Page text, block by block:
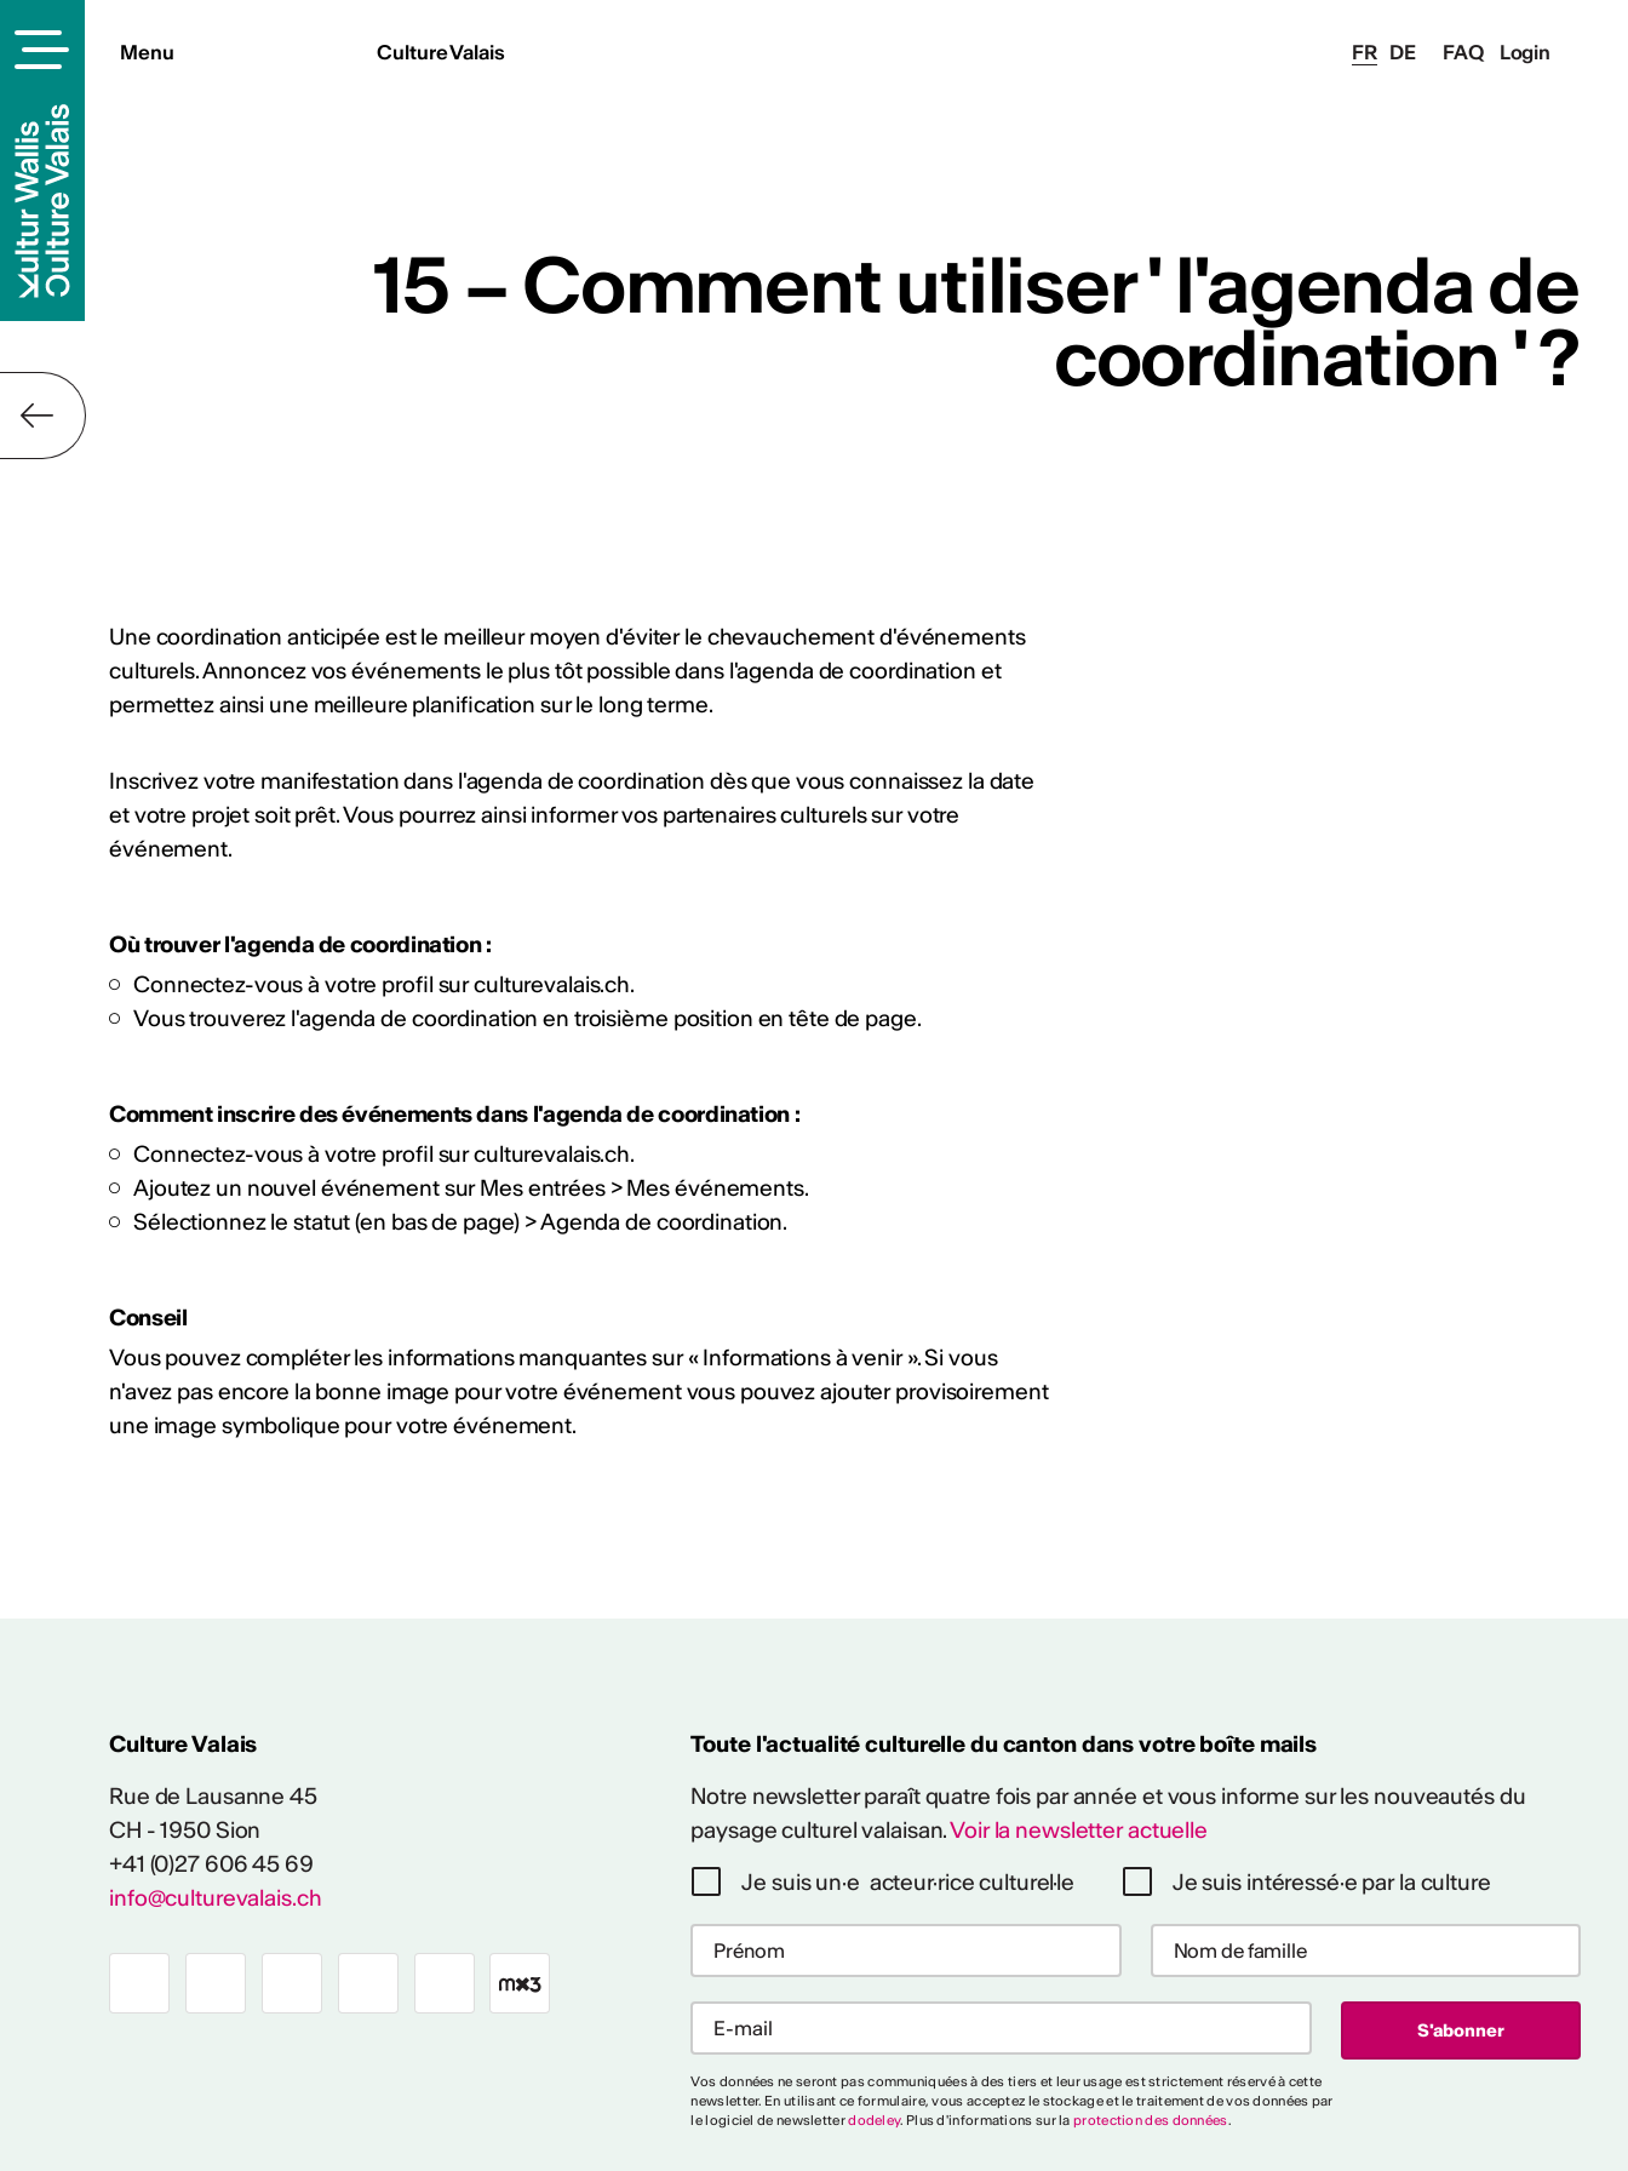
PLUS D'INFOS & CONTACT
FAQ Login
Menu FR DE
Culture Valais
15 – Comment utiliser ' l'agenda de
coordination ' ?
Une coordination anticipée est le meilleur moyen d'éviter le chevauchement d'événements
culturels. Annoncez vos événements le plus tôt possible dans l'agenda de coordination et
permettez ainsi une meilleure planification sur le long terme.
Inscrivez votre manifestation dans l'agenda de coordination dès que vous connaissez la date
et votre projet soit prêt. Vous pourrez ainsi informer vos partenaires culturels sur votre
événement.
Où trouver l'agenda de coordination :
Connectez-vous à votre profil sur culturevalais.ch.
Vous trouverez l'agenda de coordination en troisième position en tête de page.
Comment inscrire des événements dans l'agenda de coordination :
Connectez-vous à votre profil sur culturevalais.ch.
Ajoutez un nouvel événement sur Mes entrées > Mes événements.
Sélectionnez le statut (en bas de page) > Agenda de coordination.
Conseil
Vous pouvez compléter les informations manquantes sur « Informations à venir ». Si vous
n'avez pas encore la bonne image pour votre événement vous pouvez ajouter provisoirement
une image symbolique pour votre événement.
Culture Valais
Rue de Lausanne 45
CH - 1950 Sion
+41 (0)27 606 45 69
info@culturevalais.ch
Toute l'actualité culturelle du canton dans votre boîte mails
Notre newsletter paraît quatre fois par année et vous informe sur les nouveautés du
paysage culturel valaisan.Voir la newsletter actuelle
Je suis un·e acteur·rice culturel·le
Je suis intéressé·e par la culture
Vos données ne seront pas communiquées à des tiers et leur usage est strictement réservé à cette
newsletter. En utilisant ce formulaire, vous acceptez le stockage et le traitement de vos données par
le logiciel de newsletterdodeley. Plus d'informations sur laprotection des données.